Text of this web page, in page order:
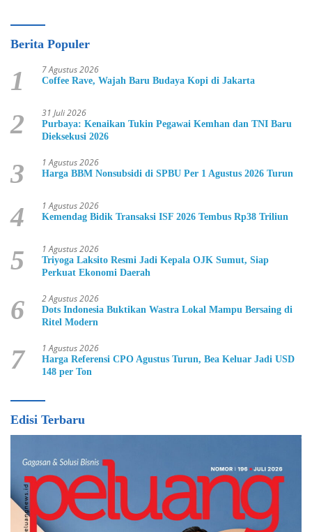
Berita Populer
1 7 Agustus 2026
Coffee Rave, Wajah Baru Budaya Kopi di Jakarta
2 31 Juli 2026
Purbaya: Kenaikan Tukin Pegawai Kemhan dan TNI Baru
Dieksekusi 2026
3 1 Agustus 2026
Harga BBM Nonsubsidi di SPBU Per 1 Agustus 2026 Turun
4 1 Agustus 2026
Kemendag Bidik Transaksi ISF 2026 Tembus Rp38 Triliun
5 1 Agustus 2026
Triyoga Laksito Resmi Jadi Kepala OJK Sumut, Siap
Perkuat Ekonomi Daerah
6 2 Agustus 2026
Dots Indonesia Buktikan Wastra Lokal Mampu Bersaing di
Ritel Modern
7 1 Agustus 2026
Harga Referensi CPO Agustus Turun, Bea Keluar Jadi USD
148 per Ton
Edisi Terbaru